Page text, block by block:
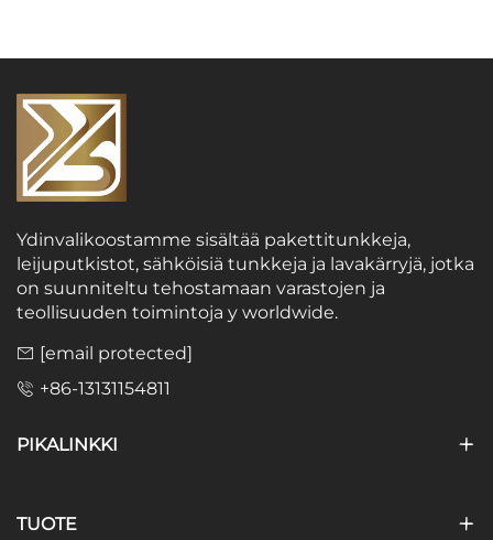
Ydinvalikoostamme sisältää pakettitunkkeja,
leijuputkistot, sähköisiä tunkkeja ja lavakärryjä, jotka
on suunniteltu tehostamaan varastojen ja
teollisuuden toimintoja y worldwide.
[email protected]
+86-13131154811
PIKALINKKI
TUOTE